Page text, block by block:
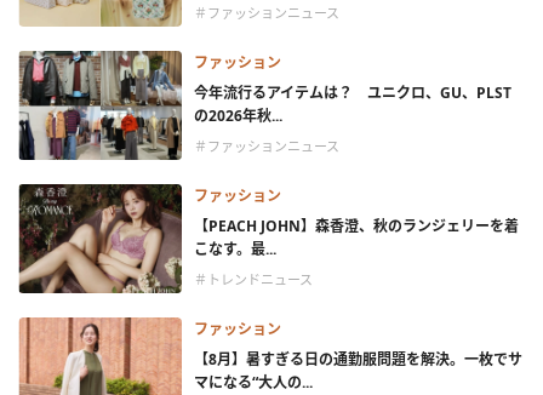
＃ファッションニュース
ファッション
今年流行るアイテムは？ ユニクロ、GU、PLST
の2026年秋...
＃ファッションニュース
ファッション
【PEACH JOHN】森香澄、秋のランジェリーを着
こなす。最...
＃トレンドニュース
ファッション
【8月】暑すぎる日の通勤服問題を解決。一枚でサ
マになる“大人の...